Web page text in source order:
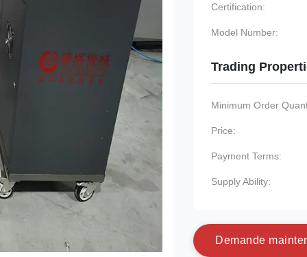
Certification:
Model Number:
Trading
Minimum Order
Price:
Payment Terms:
Supply Ability:
Demande mainte